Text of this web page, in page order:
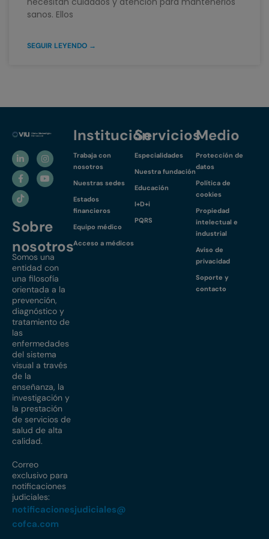
sanos. Ellos
SEGUIR LEYENDO →
Sobre
nosotros
Somos una
entidad con
una filosofía
orientada a la
prevención,
diagnóstico y
tratamiento de
las
enfermedades
del sistema
visual a través
de la
enseñanza, la
investigación y
la prestación
de servicios de
salud de alta
calidad.
Correo
exclusivo para
notificaciones
judiciales:
notificacionesjudiciales@
cofca.com
Institución
Trabaja con
nosotros
Nuestras sedes
Estados
financieros
Equipo médico
Acceso a médicos
Servicios
Especialidades
Nuestra fundación
Educación
I+D+i
PQRS
Medio
Protección de
datos
Política de
cookies
Propiedad
intelectual e
industrial
Aviso de
privacidad
Soporte y
contacto